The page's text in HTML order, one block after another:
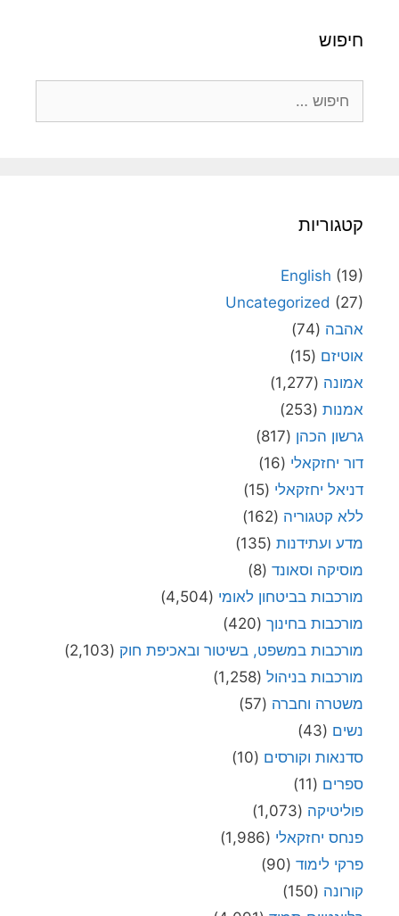
חיפוש
קטגוריות
English (19)
Uncategorized (27)
אהבה (74)
אוטיזם (15)
אמונה (1,277)
אמנות (253)
גרשון הכהן (817)
דור יחזקאלי (16)
דניאל יחזקאלי (15)
ללא קטגוריה (162)
מדע ועתידנות (135)
מוסיקה וסאונד (8)
מורכבות בביטחון לאומי (4,504)
מורכבות בחינוך (420)
מורכבות במשפט, בשיטור ובאכיפת חוק (2,103)
מורכבות בניהול (1,258)
משטרה וחברה (57)
נשים (43)
סדנאות וקורסים (10)
ספרים (11)
פוליטיקה (1,073)
פנחס יחזקאלי (1,986)
פרקי לימוד (90)
קורונה (150)